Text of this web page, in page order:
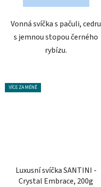
Vonná svíčka s pačuli, cedru
s jemnou stopou černého
rybízu.
VÍCE ZA MÉNĚ
Luxusní svíčka SANTINI -
Crystal Embrace, 200g